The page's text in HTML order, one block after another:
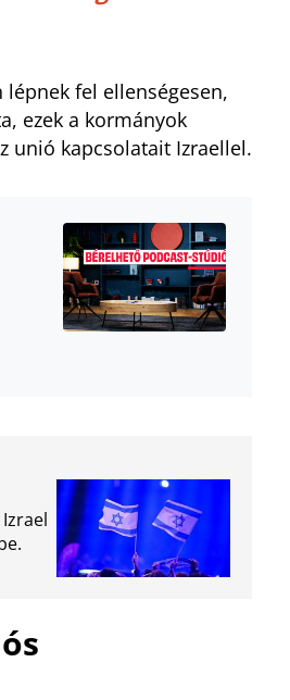
fel ellenségesen,
ezek a kormányok
unió kapcsolatait Izraellel.